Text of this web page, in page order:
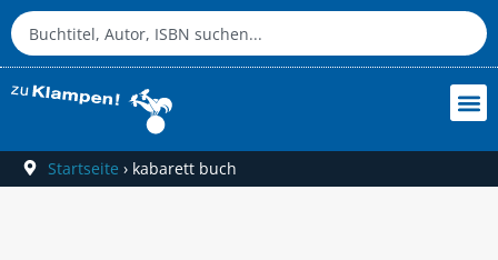
Startseite › kabarett buch